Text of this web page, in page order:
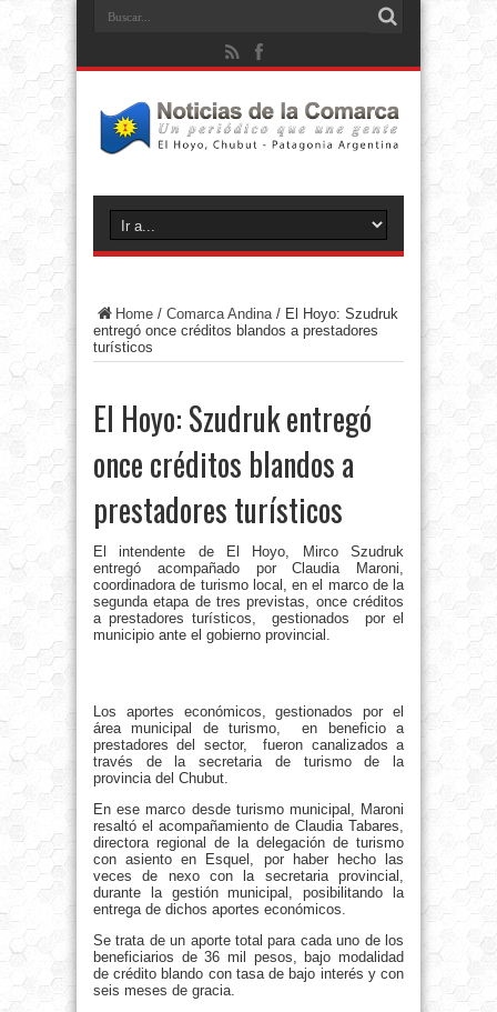
Home / Comarca Andina/ El Hoyo: Szudruk
entregó once créditos blandos a prestadores
turísticos
El Hoyo: Szudruk entregó
once créditos blandos a
prestadores turísticos
El intendente de El Hoyo, Mirco Szudruk
entregó acompañado por Claudia Maroni,
coordinadora de turismo local, en el marco de la
segunda etapa de tres previstas, once créditos
a prestadores turísticos, gestionados por el
municipio ante el gobierno provincial.
Los aportes económicos, gestionados por el
área municipal de turismo, en beneficio a
prestadores del sector, fueron canalizados a
través de la secretaria de turismo de la
provincia del Chubut.
En ese marco desde turismo municipal, Maroni
resaltó el acompañamiento de Claudia Tabares,
directora regional de la delegación de turismo
con asiento en Esquel, por haber hecho las
veces de nexo con la secretaria provincial,
durante la gestión municipal, posibilitando la
entrega de dichos aportes económicos.
Se trata de un aporte total para cada uno de los
beneficiarios de 36 mil pesos, bajo modalidad
de crédito blando con tasa de bajo interés y con
seis meses de gracia.